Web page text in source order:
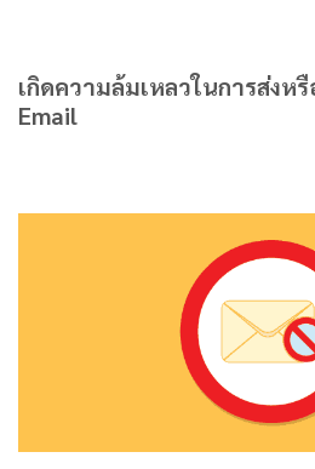
เกิดความล้มเหลวในการส่งห
Email